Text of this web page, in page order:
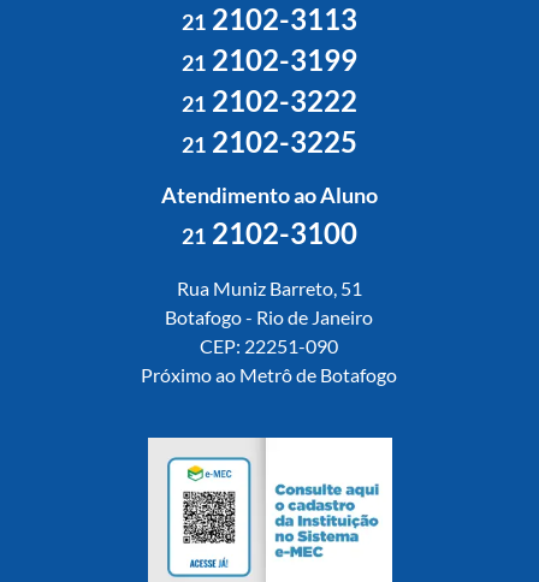
212102-3113
212102-3199
212102-3222
212102-3225
Atendimento ao Aluno
212102-3100
Rua Muniz Barreto, 51
Botafogo - Rio de Janeiro
CEP: 22251-090
Próximo ao Metrô de Botafogo